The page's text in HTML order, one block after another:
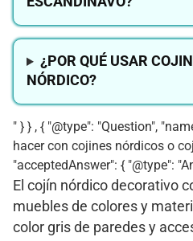
¿POR QUÉ USAR
NÓRDICO?
" } } , { "@type": "Question",
hacer con cojines nórdicos o
"acceptedAnswer": { "@type":
El cojín nórdico decorativo
muebles de colores y
color gris de paredes y